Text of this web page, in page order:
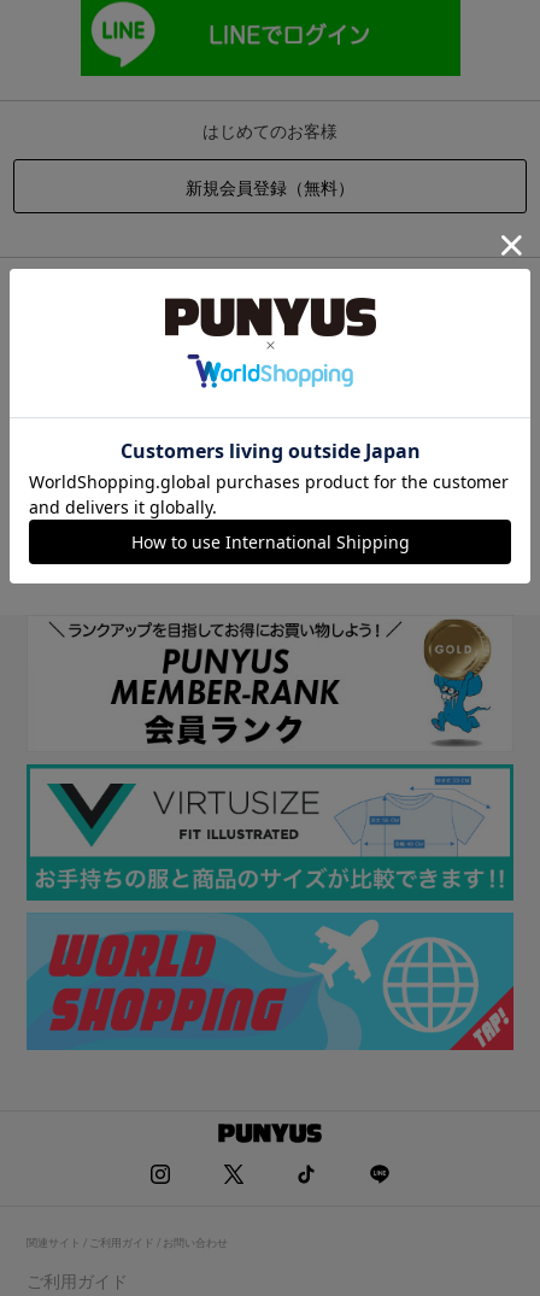
はじめてのお客様
他のサイトIDで新規会員登録をしていただくと次回以降、そのIDで
ログインすることができます。
関連サイト / ご利用ガイド / お問い合わせ
ご利用ガイド